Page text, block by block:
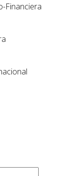
Financiera